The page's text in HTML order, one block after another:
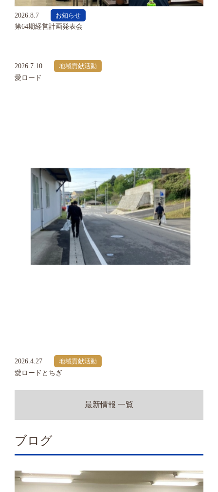
2026.8.7
お知らせ
第64期経営計画発表会
2026.7.10
地域貢献活動
愛ロード
2026.4.27
地域貢献活動
愛ロードとちぎ
最新情報 一覧
ブログ